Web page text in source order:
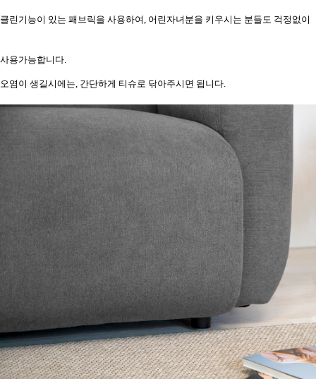
클린기능이 있는 패브릭을 사용하여, 어린자녀분을 키우시는 분들도 걱정없이
사용가능합니다.
오염이 생길시에는, 간단하게 티슈로 닦아주시면 됩니다.